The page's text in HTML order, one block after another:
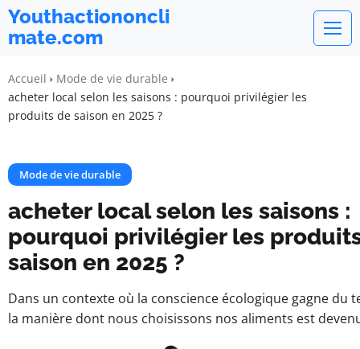
Youthactiononcli
mate.com
Accueil
Mode de vie durable
acheter local selon les saisons : pourquoi privilégier les
produits de saison en 2025 ?
Mode de vie durable
acheter local selon les saisons :
pourquoi privilégier les
saison en 2025 ?
Dans un contexte où la conscience écologique gagne du
la manière dont nous choisissons nos aliments est